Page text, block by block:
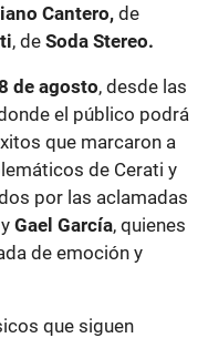
Cantero, de
, de Soda Stereo.
de agosto, desde las
el público podrá
que marcaron a
de Cerati y
por las aclamadas
y Gael García, quienes
de emoción y
que siguen